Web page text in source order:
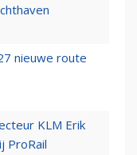
nieuwe route
KLM Erik
ProRail